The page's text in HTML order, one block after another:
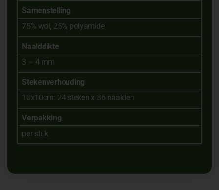
Samenstelling
75% wol, 25% polyamide
Naalddikte
3 – 4 mm
Stekenverhouding
10x10cm: 24 steken x 36 naalden
Verpakking
per stuk